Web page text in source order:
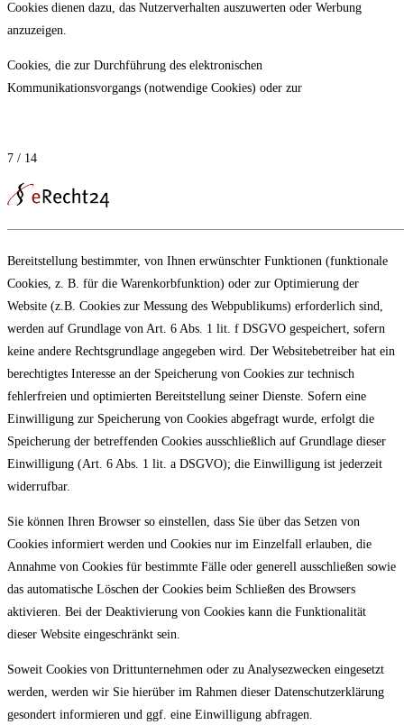
Cookies dienen dazu, das Nutzerverhalten auszuwerten oder Werbung
anzuzeigen.
Cookies, die zur Durchführung des elektronischen
Kommunikationsvorgangs (notwendige Cookies) oder zur
7 / 14
Bereitstellung bestimmter, von Ihnen erwünschter Funktionen (funktionale
Cookies, z. B. für die Warenkorbfunktion) oder zur Optimierung der
Website (z.B. Cookies zur Messung des Webpublikums) erforderlich sind,
werden auf Grundlage von Art. 6 Abs. 1 lit. f DSGVO gespeichert, sofern
keine andere Rechtsgrundlage angegeben wird. Der Websitebetreiber hat ein
berechtigtes Interesse an der Speicherung von Cookies zur technisch
fehlerfreien und optimierten Bereitstellung seiner Dienste. Sofern eine
Einwilligung zur Speicherung von Cookies abgefragt wurde, erfolgt die
Speicherung der betreffenden Cookies ausschließlich auf Grundlage dieser
Einwilligung (Art. 6 Abs. 1 lit. a DSGVO); die Einwilligung ist jederzeit
widerrufbar.
Sie können Ihren Browser so einstellen, dass Sie über das Setzen von
Cookies informiert werden und Cookies nur im Einzelfall erlauben, die
Annahme von Cookies für bestimmte Fälle oder generell ausschließen sowie
das automatische Löschen der Cookies beim Schließen des Browsers
aktivieren. Bei der Deaktivierung von Cookies kann die Funktionalität
dieser Website eingeschränkt sein.
Soweit Cookies von Drittunternehmen oder zu Analysezwecken eingesetzt
werden, werden wir Sie hierüber im Rahmen dieser Datenschutzerklärung
gesondert informieren und ggf. eine Einwilligung abfragen.